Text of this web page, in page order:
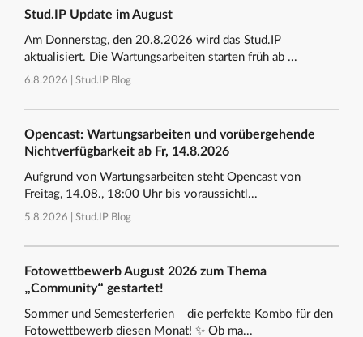
Stud.IP Update im August
Am Donnerstag, den 20.8.2026 wird das Stud.IP
aktualisiert. Die Wartungsarbeiten starten früh ab ...
6.8.2026 | Stud.IP Blog
Opencast: Wartungsarbeiten und vorübergehende
Nichtverfügbarkeit ab Fr, 14.8.2026
Aufgrund von Wartungsarbeiten steht Opencast von
Freitag, 14.08., 18:00 Uhr bis voraussichtl...
5.8.2026 | Stud.IP Blog
Fotowettbewerb August 2026 zum Thema
„Community“ gestartet!
Sommer und Semesterferien – die perfekte Kombo für den
Fotowettbewerb diesen Monat! ✨ Ob ma...